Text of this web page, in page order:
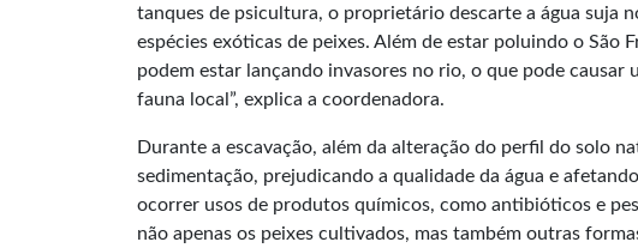
tanques de psicultura, o proprietário descarte a água suja
espécies exóticas de peixes. Além de estar poluindo o São
podem estar lançando invasores no rio, o que pode
fauna local”, explica a coordenadora.
Durante a escavação, além da alteração do perfil do solo
sedimentação, prejudicando a qualidade da água e
ocorrer usos de produtos químicos, como antibióticos e
não apenas os peixes cultivados, mas também outras